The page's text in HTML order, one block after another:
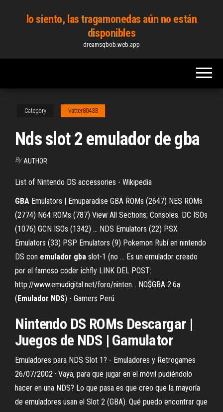
lo siento, las tragamonedas aún no están
disponibles
dreamsqbob.web.app
Category Vatter80433
Nds slot 2 emulador de gba
By AUTHOR
List of Nintendo DS accessories - Wikipedia
GBA Emulators | Emuparadise GBA ROMs (2647) NES ROMs
(2774) N64 ROMs (787) View All Sections; Consoles. DC ISOs
(1076) GCN ISOs (1342) ... NDS Emulators (22) PSX
Emulators (33) PSP Emulators (9) Pokemon Rubí en nintendo
DS con emulador gba slot-1 (no ... Es un emulador creado
por el famoso coder ichfly LINK DEL POST:
http://www.emudigital.net/foro/ninten... NO$GBA 2.6a
(Emulador NDS) - Gamers Perú
Nintendo DS ROMs Descargar |
Juegos de NDS | Gamulator
Emuladores para NDS Slot 1? - Emuladores y Retrogames
26/07/2002 · Vaya, para que jugar en el móvil pudiéndolo
hacer en una NDS? Lo que pasa es que creo que la mayoría
de emuladores usan el Slot 2 (GBA). Qué puedo encontrar que